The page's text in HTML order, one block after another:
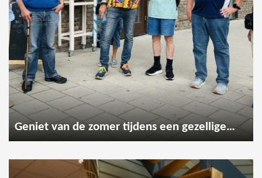
Geniet van de zomer tijdens een gezellige wandeling